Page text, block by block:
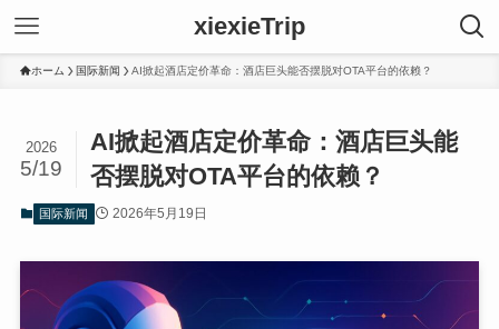
xiexieTrip
ホーム 国际新闻 AI掀起酒店定价革命：酒店巨头能否摆脱对OTA平台的依赖？
AI掀起酒店定价革命：酒店巨头能
否摆脱对OTA平台的依赖？
2026
5/19
国际新闻 2026年5月19日